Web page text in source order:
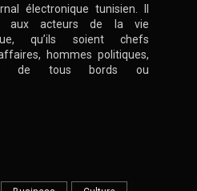
électronique tunisien. Il
aux acteurs de la vie
qu’ils soient chefs
hommes politiques,
de tous bords ou